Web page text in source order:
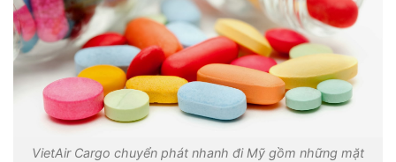
VietAir Cargo chuyển phát nhanh đi Mỹ gồm những mặt